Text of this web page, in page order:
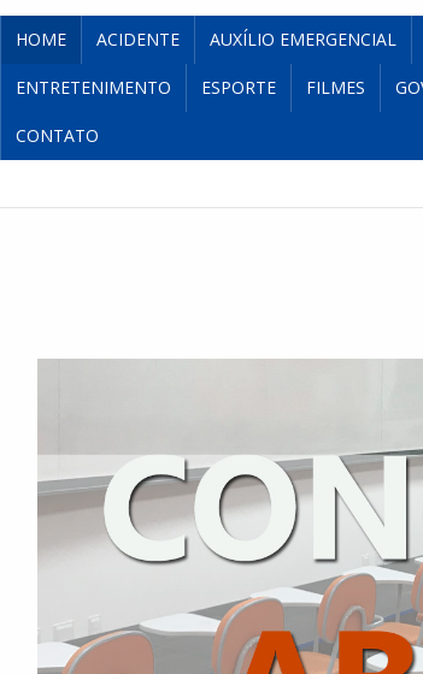
HOME ACIDENTE AUXÍLIO EMERGENCIAL
ENTRETENIMENTO ESPORTE FILMES
CONTATO